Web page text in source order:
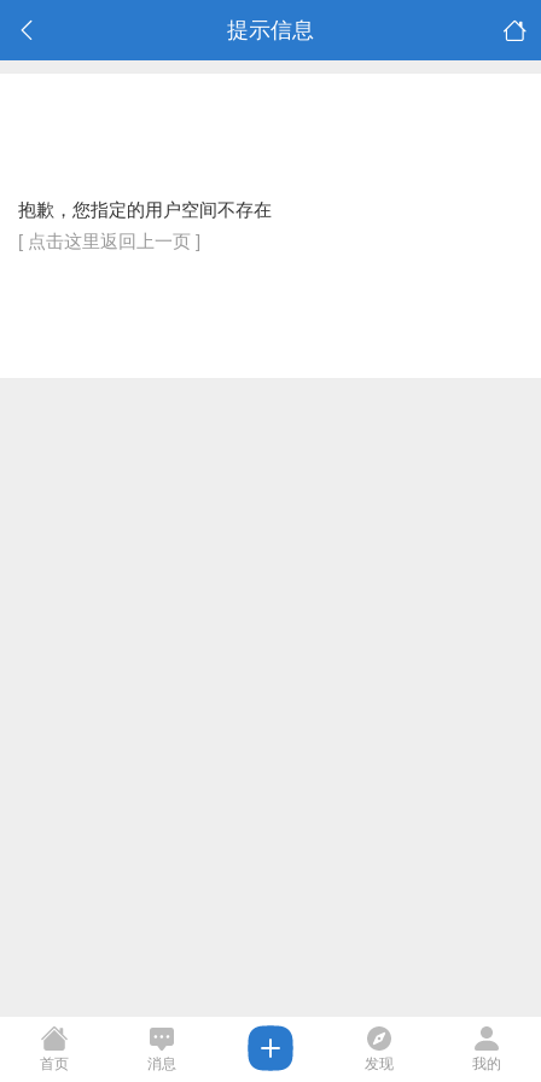
提示信息
抱歉，您指定的用户空间不存在
[ 点击这里返回上一页 ]
首页 消息 发现 我的